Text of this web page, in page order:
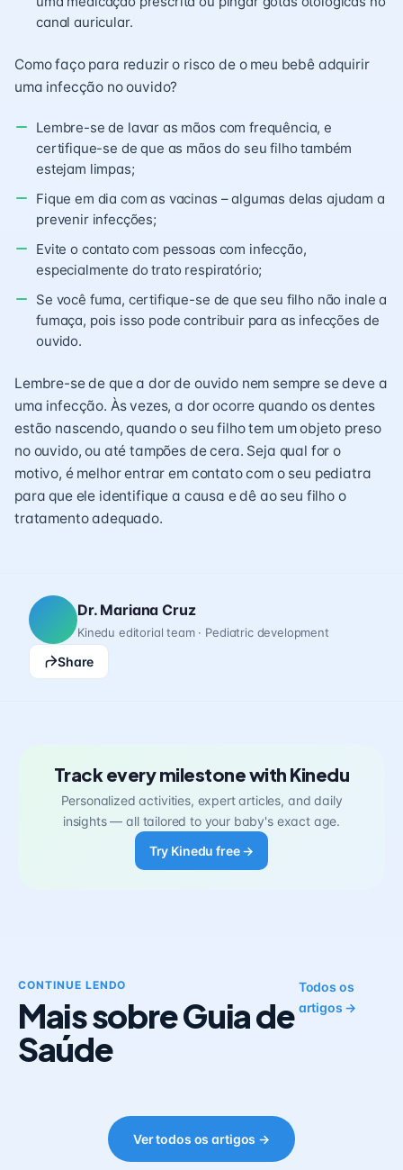
canal auricular.
Como faço para reduzir o risco de o meu bebê adquirir
uma infecção no ouvido?
Lembre-se de lavar as mãos com frequência, e
certifique-se de que as mãos do seu filho também
estejam limpas;
Fique em dia com as vacinas – algumas delas ajudam a
prevenir infecções;
Evite o contato com pessoas com infecção,
especialmente do trato respiratório;
Se você fuma, certifique-se de que seu filho não inale a
fumaça, pois isso pode contribuir para as infecções de
ouvido.
Lembre-se de que a dor de ouvido nem sempre se deve a
uma infecção. Às vezes, a dor ocorre quando os dentes
estão nascendo, quando o seu filho tem um objeto preso
no ouvido, ou até tampões de cera. Seja qual for o
motivo, é melhor entrar em contato com o seu pediatra
para que ele identifique a causa e dê ao seu filho o
tratamento adequado.
Dr. Mariana Cruz
Kinedu editorial team · Pediatric development
Share
Track every milestone with Kinedu
Personalized activities, expert articles, and daily
insights — all tailored to your baby's exact age.
Try Kinedu free →
CONTINUE LENDO
Mais sobre Guia de
Saúde
Todos os
artigos →
Ver todos os artigos →